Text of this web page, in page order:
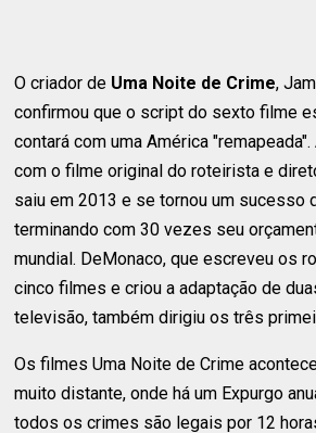
O criador de Uma Noite de Crime,
confirmou que o script do sexto filme
contará com uma América
com o filme original do roteirista e
saiu em 2013 e se tornou um sucesso
terminando com 30 vezes seu
mundial. DeMonaco, que escreveu os
cinco filmes e criou a adaptação de
televisão, também dirigiu os três
Os filmes Uma Noite de Crime
muito distante, onde há um Expurgo
todos os crimes são legais por 12